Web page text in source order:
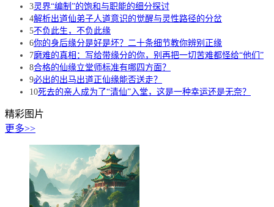
3灵界“编制”的饱和与职能的细分探讨
4解析出道仙弟子人道意识的觉醒与灵性路径的分岔
5不负此生，不负此缘
6你的身后缘分是好是坏？二十条细节教你辨别正缘
7磨难的真相：写给带缘分的你，别再把一切苦难都怪给“他们”
8合格的仙缘立堂师标准有哪四方面？
9必出的出马出道正仙缘能否送走？
10死去的亲人成为了“清仙”入堂，这是一种幸运还是无奈？
精彩图片
更多>>